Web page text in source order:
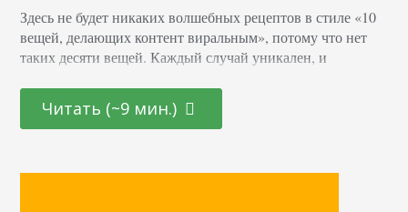
Здесь не будет никаких волшебных рецептов в стиле «10
вещей, делающих контент виральным», потому что нет
таких десяти вещей. Каждый случай уникален, и
контента, который не выстрелил полно. И все же,
вирусный маркетинг существует не просто так –
видео отправились…
Читать (~9 мин.)